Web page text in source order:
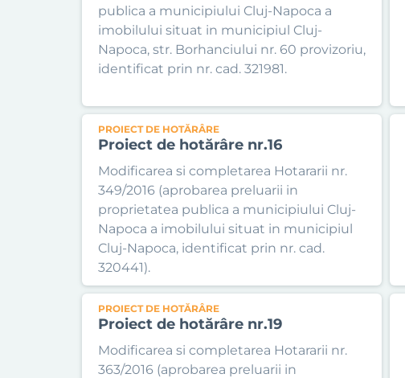
publica a municipiului Cluj-Napoca a
imobilului situat in municipiul Cluj-
Napoca, str. Borhanciului nr. 60 provizoriu,
identificat prin nr. cad. 321981.
PROIECT DE HOTĂRÂRE
Proiect de hotărâre nr.16
Modificarea si completarea Hotararii nr.
349/2016 (aprobarea preluarii in
proprietatea publica a municipiului Cluj-
Napoca a imobilului situat in municipiul
Cluj-Napoca, identificat prin nr. cad.
320441).
PROIECT DE HOTĂRÂRE
Proiect de hotărâre nr.19
Modificarea si completarea Hotararii nr.
363/2016 (aprobarea preluarii in